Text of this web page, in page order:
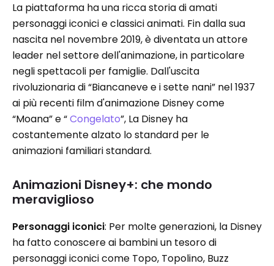
La piattaforma ha una ricca storia di amati
personaggi iconici e classici animati. Fin dalla sua
nascita nel novembre 2019, è diventata un attore
leader nel settore dell'animazione, in particolare
negli spettacoli per famiglie. Dall'uscita
rivoluzionaria di “Biancaneve e i sette nani” nel 1937
ai più recenti film d'animazione Disney come
“Moana” e “Congelato”, La Disney ha
costantemente alzato lo standard per le
animazioni familiari standard.
Animazioni Disney+: che mondo
meraviglioso
Personaggi iconici: Per molte generazioni, la Disney
ha fatto conoscere ai bambini un tesoro di
personaggi iconici come Topo, Topolino, Buzz